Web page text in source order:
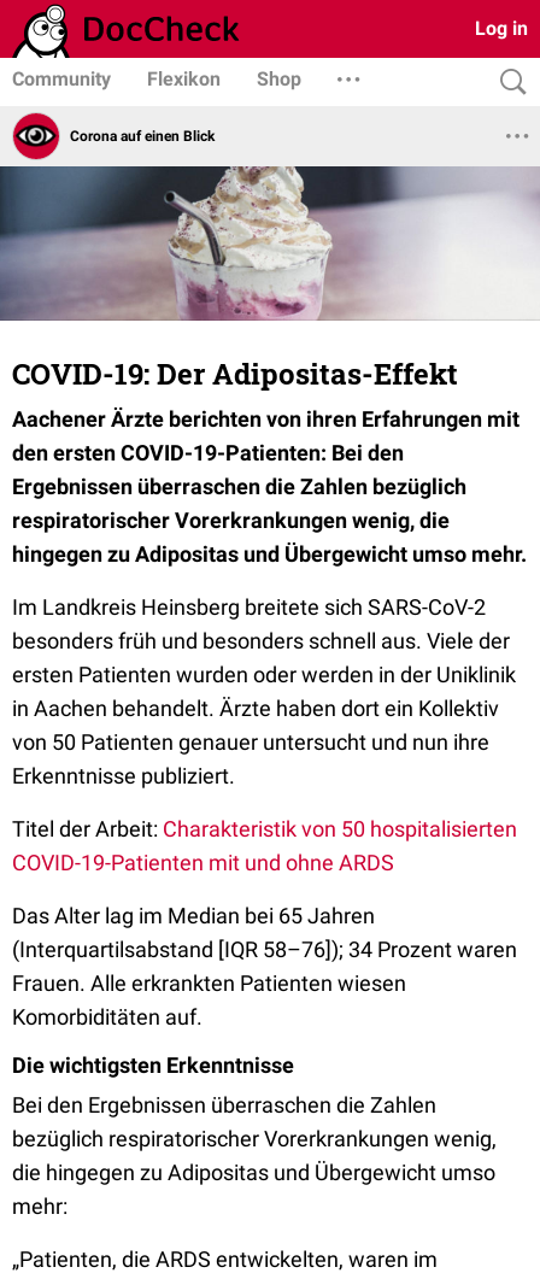
Log in
Community Flexikon Shop
Corona auf einen Blick
COVID-19: Der Adipositas-Effekt
Aachener Ärzte berichten von ihren Erfahrungen mit
den ersten COVID-19-Patienten: Bei den
Ergebnissen überraschen die Zahlen bezüglich
respiratorischer Vorerkrankungen wenig, die
hingegen zu Adipositas und Übergewicht umso mehr.
Im Landkreis Heinsberg breitete sich SARS-CoV-2
besonders früh und besonders schnell aus. Viele der
ersten Patienten wurden oder werden in der Uniklinik
in Aachen behandelt. Ärzte haben dort ein Kollektiv
von 50 Patienten genauer untersucht und nun ihre
Erkenntnisse publiziert.
Titel der Arbeit: Charakteristik von 50 hospitalisierten
COVID-19-Patienten mit und ohne ARDS
Das Alter lag im Median bei 65 Jahren
(Interquartilsabstand [IQR 58–76]); 34 Prozent waren
Frauen. Alle erkrankten Patienten wiesen
Komorbiditäten auf.
Die wichtigsten Erkenntnisse
Bei den Ergebnissen überraschen die Zahlen
bezüglich respiratorischer Vorerkrankungen wenig,
die hingegen zu Adipositas und Übergewicht umso
mehr:
„Patienten, die ARDS entwickelten, waren im